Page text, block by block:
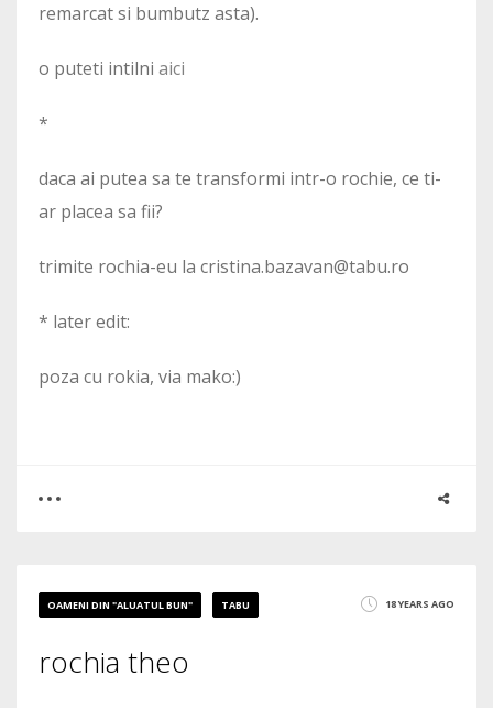
remarcat si bumbutz asta).
o puteti intilni aici
*
daca ai putea sa te transformi intr-o rochie, ce ti-
ar placea sa fii?
trimite rochia-eu la cristina.bazavan@tabu.ro
* later edit:
poza cu rokia, via mako:)
OAMENI DIN "ALUATUL BUN" TABU 18 YEARS AGO
rochia theo